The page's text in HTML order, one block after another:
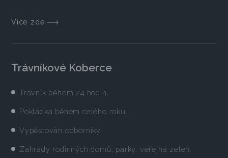
Více zde
Trávníkové Koberce
Trávník během 24 hodin.
Pokládka během celého roku.
Vypěstován odborníky.
Zahrady rodinných domů, parky, veřejná zeleň.